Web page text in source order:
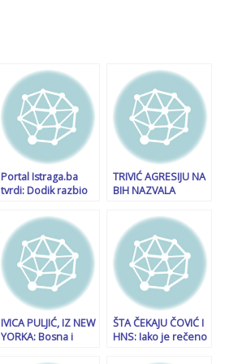
Portal Istraga.ba
tvrdi: Dodik razbio
nemaju odgovor,
niti što čine niti što
mogu učiniti
TRIVIĆ AGRESIJU NA
BIH NAZVALA
OTADŽBINSKIM
RATOM” PA
PORUČILA: Srbi
zaposleni u bh.
institucijama ne
trebaju brinuti
IVICA PULJIĆ, IZ NEW
YORKA: Bosna i
ŠTA ČEKAJU ČOVIĆ I
HNS: Iako je rečeno